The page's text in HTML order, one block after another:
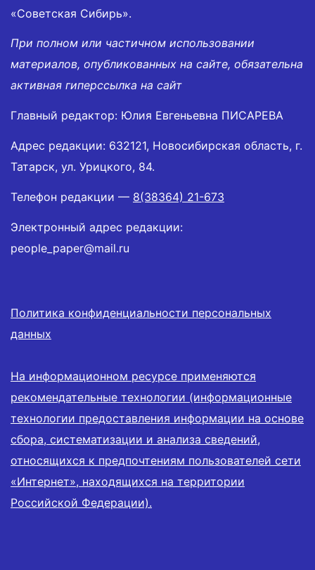
«Советская Сибирь».
При полном или частичном использовании
материалов, опубликованных на сайте, обязательна
активная гиперссылка на сайт
Главный редактор: Юлия Евгеньевна ПИСАРЕВА
Адрес редакции: 632121, Новосибирская область, г.
Татарск, ул. Урицкого, 84.
Телефон редакции — 8(38364) 21-673
Электронный адрес редакции:
people_paper@mail.ru
Политика конфиденциальности персональных
данных
На информационном ресурсе применяются
рекомендательные технологии (информационные
технологии предоставления информации на основе
сбора, систематизации и анализа сведений,
относящихся к предпочтениям пользователей сети
«Интернет», находящихся на территории
Российской Федерации).